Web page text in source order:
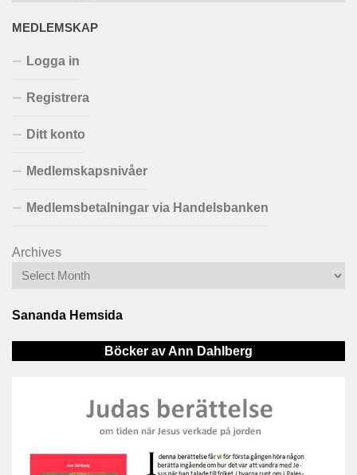
MEDLEMSKAP
Logga in
Registrera
Ditt konto
Medlemskapsnivåer
Medlemsbetalningar via Handelsbanken
Archives
Sananda Hemsida
Böcker av Ann Dahlberg